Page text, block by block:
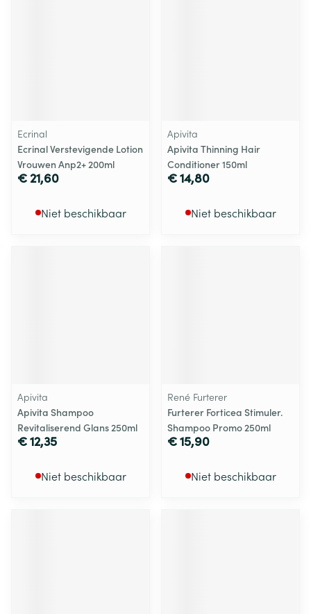
Ecrinal
Ecrinal Verstevigende Lotion
Vrouwen Anp2+ 200ml
€ 21,60
Niet beschikbaar
Apivita
Apivita Thinning Hair
Conditioner 150ml
€ 14,80
Niet beschikbaar
Apivita
Apivita Shampoo
Revitaliserend Glans 250ml
€ 12,35
Niet beschikbaar
René Furterer
Furterer Forticea Stimuler.
Shampoo Promo 250ml
€ 15,90
Niet beschikbaar